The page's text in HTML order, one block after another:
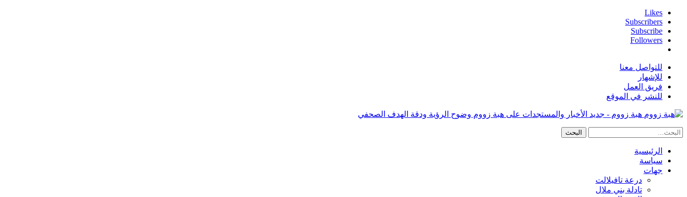
Likes
Subscribers
Subscribe
Followers
للتواصل معنا
للإشهار
فريق العمل
للنشر في الموقع
هبة زووم - جديد الأخبار والمستجدات على هبة زووم وضوح الرؤية ودقة الهدف الصحفي
الرئيسية
سياسة
جهات
درعة تافيلالت
تادلة بني ملال